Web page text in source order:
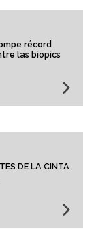
récord
las biopics
DE LA CINTA